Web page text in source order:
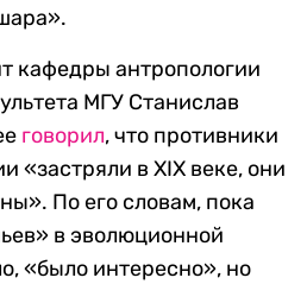
кафедры антропологии
МГУ Станислав
говорил, что противники
«застряли в XIX веке, они
По его словам, пока
в эволюционной
«было интересно», но